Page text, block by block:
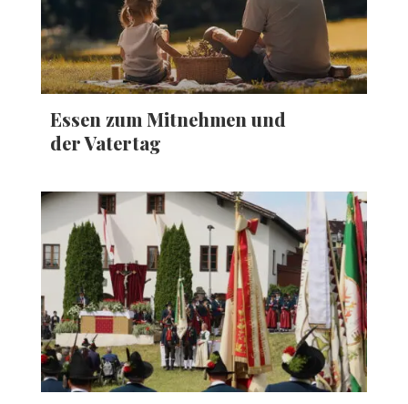
Essen zum Mitnehmen und
der Vatertag